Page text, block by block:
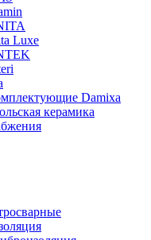
Luxe
Damixa
керамика